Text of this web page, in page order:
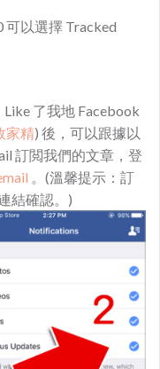
可以選擇 Tracked
了我地 Facebook
家精) 後，可以跟據以
訂閲我們的文章，登
。(溫馨提示：訂
結確認。)